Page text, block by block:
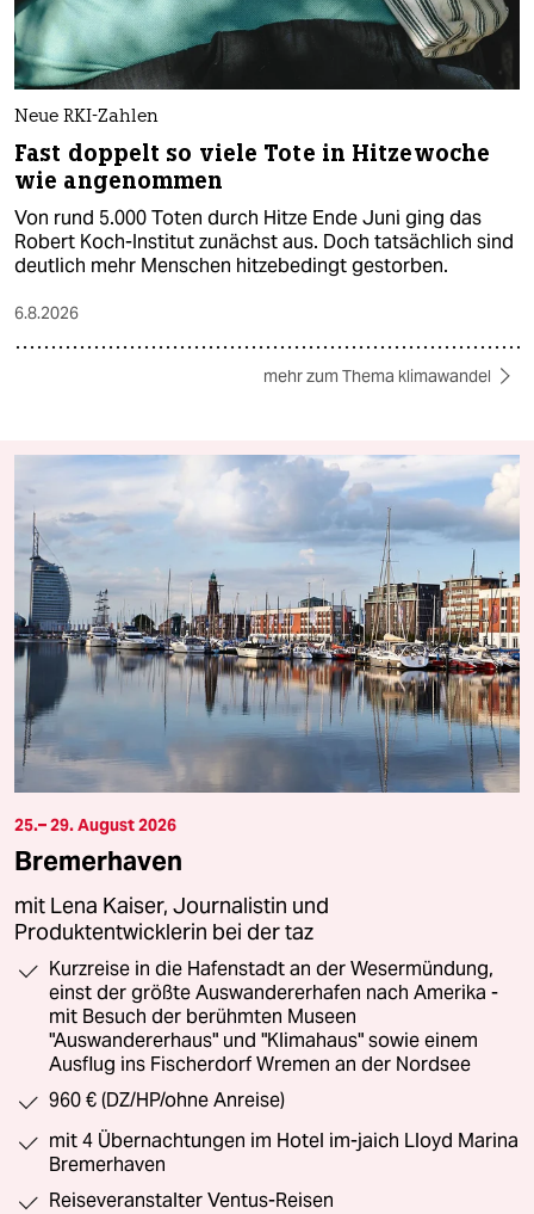
Neue RKI-Zahlen
Fast doppelt so viele Tote in Hitzewoche
wie angenommen
Von rund 5.000 Toten durch Hitze Ende Juni ging das
Robert Koch-Institut zunächst aus. Doch tatsächlich sind
deutlich mehr Menschen hitzebedingt gestorben.
6.8.2026
mehr zum Thema klimawandel
25.– 29. August 2026
Bremerhaven
mit Lena Kaiser, Journalistin und
Produktentwicklerin bei der taz
Kurzreise in die Hafenstadt an der Wesermündung,
einst der größte Auswandererhafen nach Amerika -
mit Besuch der berühmten Museen
"Auswandererhaus" und "Klimahaus" sowie einem
Ausflug ins Fischerdorf Wremen an der Nordsee
960 € (DZ/HP/ohne Anreise)
mit 4 Übernachtungen im Hotel im-jaich Lloyd Marina
Bremerhaven
Reiseveranstalter Ventus-Reisen